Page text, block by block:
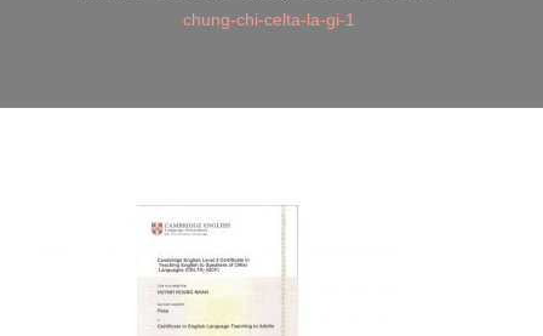
chung-chi-celta-la-gi-1